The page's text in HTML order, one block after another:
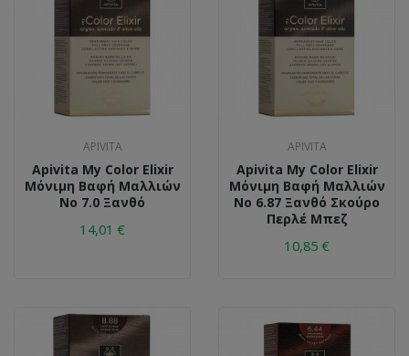
APIVITA
Apivita My Color Elixir
Μόνιμη Βαφή Μαλλιών
No 7.0 Ξανθό
14,01 €
APIVITA
Apivita My Color Elixir
Μόνιμη Βαφή Μαλλιών
No 6.87 Ξανθό Σκούρο
Περλέ Μπεζ
10,85 €